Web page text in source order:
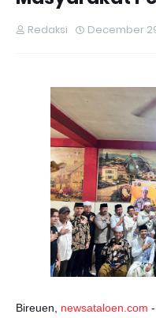
Redaksi December
Bireuen, newsataloen.com